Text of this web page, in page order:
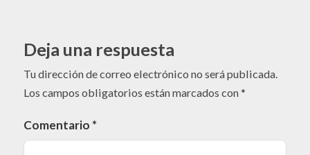
Deja una respuesta
Tu dirección de correo electrónico no será publicada.
Los campos obligatorios están marcados con*
Comentario *